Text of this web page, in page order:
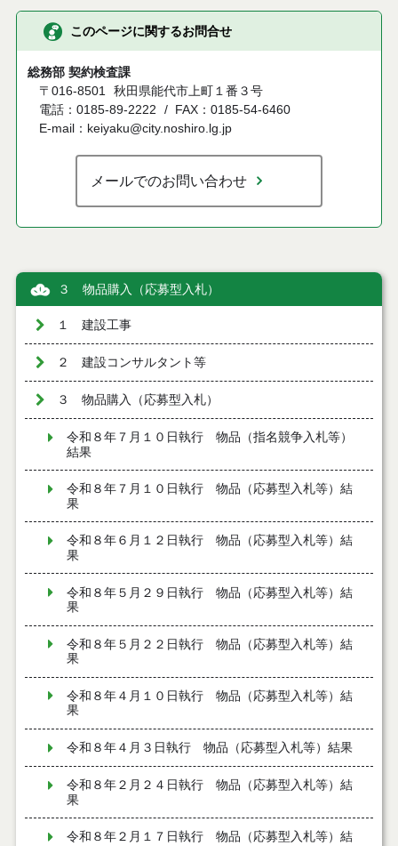
このページに関するお問合せ
総務部 契約検査課
〒016-8501 秋田県能代市上町１番３号
電話：0185-89-2222
FAX：0185-54-6460
E-mail：keiyaku@city.noshiro.lg.jp
メールでのお問い合わせ
３ 物品購入（応募型入札）
１ 建設工事
２ 建設コンサルタント等
３ 物品購入（応募型入札）
令和８年７月１０日執行 物品（指名競争入札等）
結果
令和８年７月１０日執行 物品（応募型入札等）結
果
令和８年６月１２日執行 物品（応募型入札等）結
果
令和８年５月２９日執行 物品（応募型入札等）結
果
令和８年５月２２日執行 物品（応募型入札等）結
果
令和８年４月１０日執行 物品（応募型入札等）結
果
令和８年４月３日執行 物品（応募型入札等）結果
令和８年２月２４日執行 物品（応募型入札等）結
果
令和８年２月１７日執行 物品（応募型入札等）結